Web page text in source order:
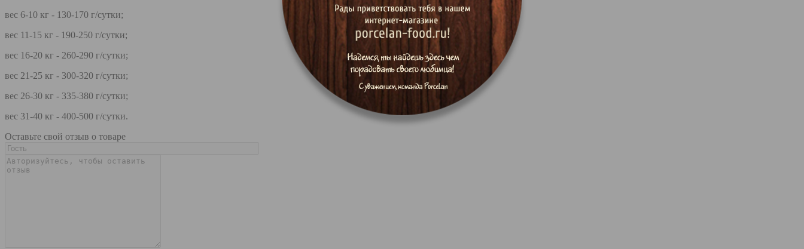
вес 6-10 кг - 130-170 г/сутки;
вес 11-15 кг - 190-250 г/сутки;
вес 16-20 кг - 260-290 г/сутки;
вес 21-25 кг - 300-320 г/сутки;
вес 26-30 кг - 335-380 г/сутки;
вес 31-40 кг - 400-500 г/сутки.
Оставьте свой отзыв о товаре